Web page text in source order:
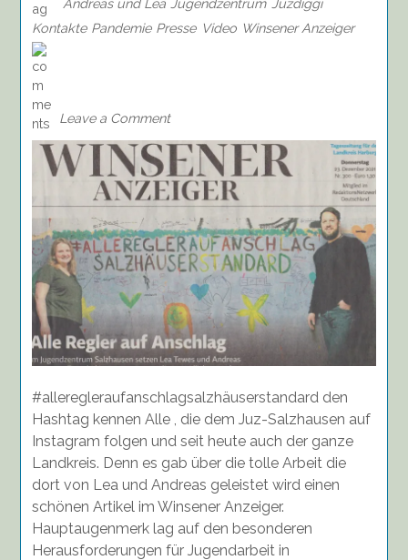
Kontakte Pandemie Presse Video Winsener Anzeiger
Leave a Comment
Anschlag!“
#alleregleraufanschlagsalzhäuserstandard den
Hashtag kennen Alle , die dem Juz-Salzhausen auf
Instagram folgen und seit heute auch der ganze
Landkreis. Denn es gab über die tolle Arbeit die
dort von Lea und Andreas geleistet wird einen
schönen Artikel im Winsener Anzeiger.
Hauptaugenmerk lag auf den besonderen
Herausforderungen für Jugendarbeit in